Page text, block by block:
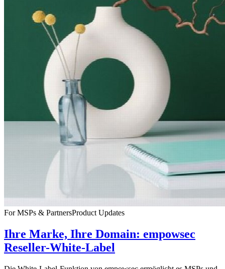
For MSPs & PartnersProduct Updates
Ihre Marke, Ihre Domain: empowsec
Reseller-White-Label